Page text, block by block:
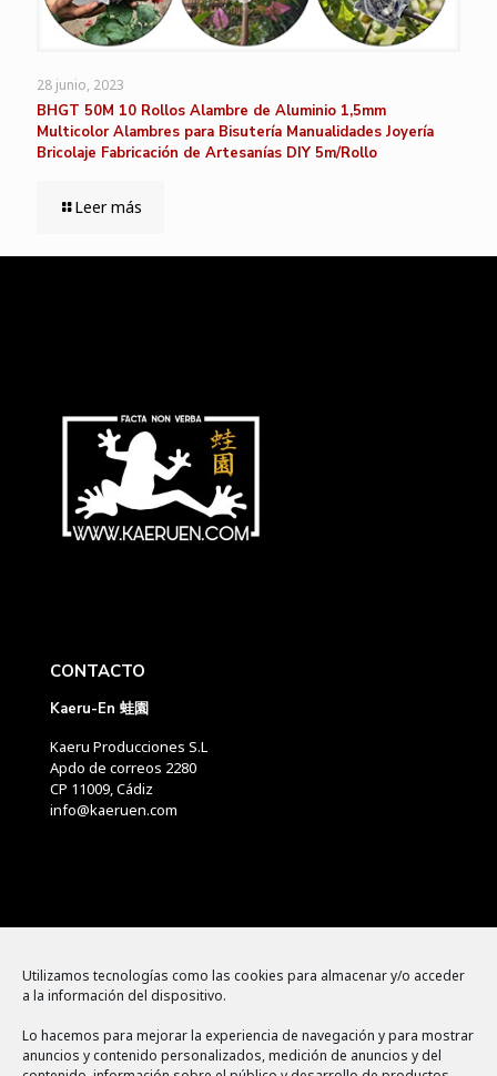
Utilizamos tecnologías como las cookies para almacenar y/o acceder
a la información del dispositivo.
Lo hacemos para mejorar la experiencia de navegación y para mostrar
anuncios y contenido personalizados, medición de anuncios y del
28 junio, 2023
BHGT 50M 10 Rollos Alambre de Aluminio 1,5mm
Multicolor Alambres para Bisutería Manualidades Joyería
Bricolaje Fabricación de Artesanías DIY 5m/Rollo
Leer más
CONTACTO
Kaeru-En 蛙園
Kaeru Producciones S.L
Apdo de correos 2280
CP 11009, Cádiz
info@kaeruen.com
Política de cookies
Aviso legal